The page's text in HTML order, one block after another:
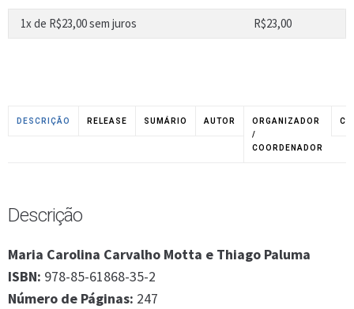
1x de R$23,00sem juros R$23,00
DESCRIÇÃO RELEASE SUMÁRIO AUTOR
ORGANIZADOR
/
COORDENADOR
Descrição
Maria Carolina Carvalho Motta e Thiago Paluma
ISBN: 978-85-61868-35-2
Número de Páginas: 247